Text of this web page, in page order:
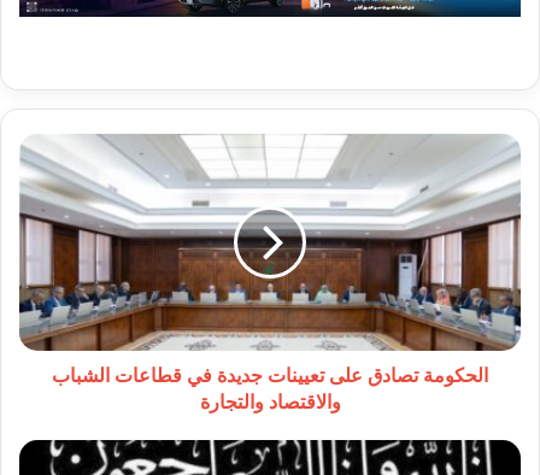
الحكومة
تصادق
على
تعيينات
جديدة
قطاعات
الشباب
والاقتصاد
والتجارةالحكومة تصادق على تعيينات جديدة في قطاعات الشباب
والاقتصاد والتجارة
تعزية